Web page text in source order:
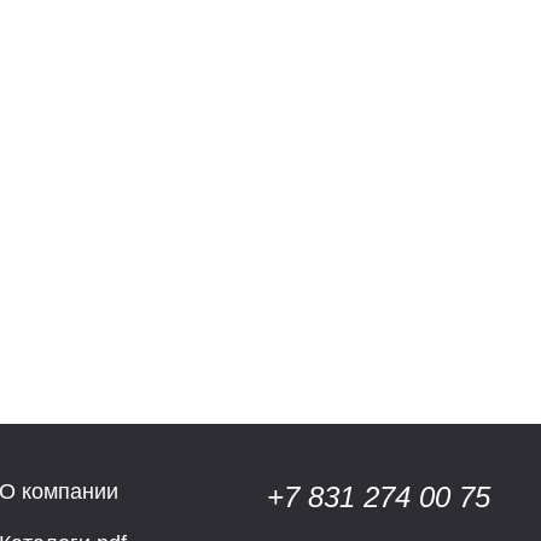
О компании
+7 831 274 00 75